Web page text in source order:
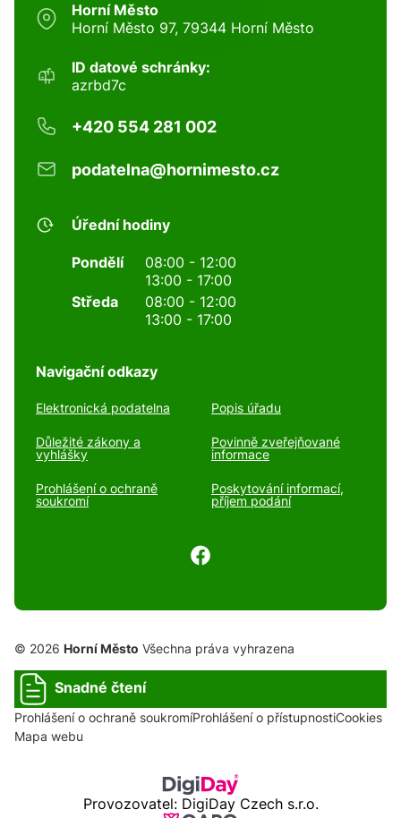
Horní Město
Horní Město 97, 79344 Horní Město
ID datové schránky:
azrbd7c
+420 554 281 002
podatelna@hornimesto.cz
Úřední hodiny
Pondělí
08:00 - 12:00
13:00 - 17:00
Středa
08:00 - 12:00
13:00 - 17:00
Navigační odkazy
Elektronická podatelna Popis úřadu
Důležité zákony a
vyhlášky
Povinně zveřejňované
informace
Prohlášení o ochraně
soukromí
Poskytování informací,
příjem podání
© 2026 Horní Město Všechna práva vyhrazena
Snadné čtení
Prohlášení o ochraně soukromíProhlášení o přístupnostiCookies
Mapa webu
Provozovatel: DigiDay Czech s.r.o.